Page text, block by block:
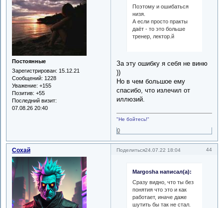
Постоянные
Зарегистрирован: 15.12.21
Сообщений: 1228
Уважение: +155
Позитив: +55
Последний визит:
07.08.26 20:40
Поэтому и ошибаться
низя.
А если просто практы
даёт - то это больше
тренер, лектор.й
За эту ошибку я себя не виню
))
Но в чем большое ему
спасибо, что излечил от
иллюзий.
"Не бойтесь!"
0
Поделиться 44
24.07.22 18:04
Сохай
Margosha написал(а):
Сразу видно, что ты без
понятия что это и как
работает, иначе даже
шутить бы так не стал.